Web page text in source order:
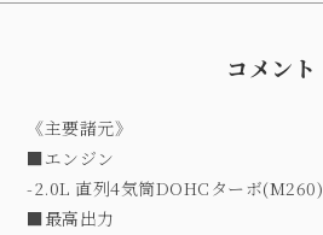
コメント
《主要諸元》
■エンジン
-2.0L 直列4気筒DOHCターボ(M260)
■最高出力